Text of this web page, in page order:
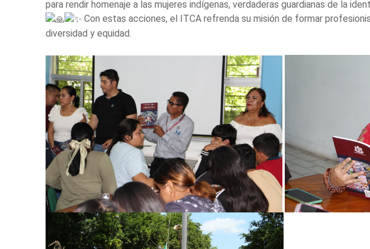
para rendir homenaje a las mujeres indígenas, verdaderas guardianas de la
Con estas acciones, el ITCA refrenda su misión de formar
diversidad y equidad.